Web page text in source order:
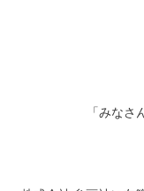
「みなさ